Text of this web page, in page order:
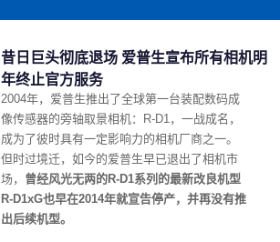
昔日巨头彻底退场 爱普生宣布所有相机明
年终止官方服务
2004年，爱普生推出了全球第一台装配数码成
像传感器的旁轴取景相机：R-D1，一战成名，
成为了彼时具有一定影响力的相机厂商之一。
但时过境迁，如今的爱普生早已退出了相机市
场， 曾经风光无两的R-D1系列的最新改良机型
R-D1xG也早在2014年就宣告停产，并再没有推
出后续机型。